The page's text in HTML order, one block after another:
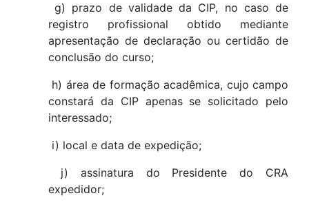
g) prazo de validade da CIP, no caso de
registro profissional obtido mediante
apresentação de declaração ou certidão de
conclusão do curso;
h) área de formação acadêmica, cujo campo
constará da CIP apenas se solicitado pelo
interessado;
i) local e data de expedição;
j) assinatura do Presidente do CRA
expedidor;